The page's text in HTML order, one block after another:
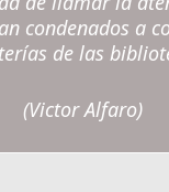
condenados a
de las
(Victor Alfaro)